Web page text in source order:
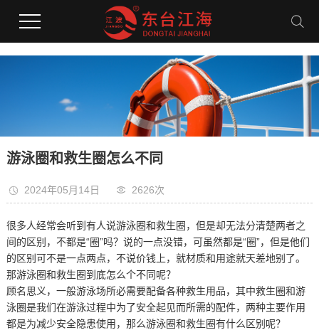
游泳圈和救生圈怎么不同
2024年05月14日 2626次
很多人经常会听到有人说游泳圈和救生圈，但是却无法分清楚两者之
间的区别，不都是“圈”吗？说的一点没错，可虽然都是“圈”，但是他们
的区别可不是一点两点，不说价钱上，就材质和用途就天差地别了。
那游泳圈和救生圈到底怎么个不同呢？
顾名思义，一般游泳场所必需要配备各种救生用品，其中救生圈和游
泳圈是我们在游泳过程中为了安全起见而所需的配件，两种主要作用
都是为减少安全隐患使用，那么游泳圈和救生圈有什么区别呢？